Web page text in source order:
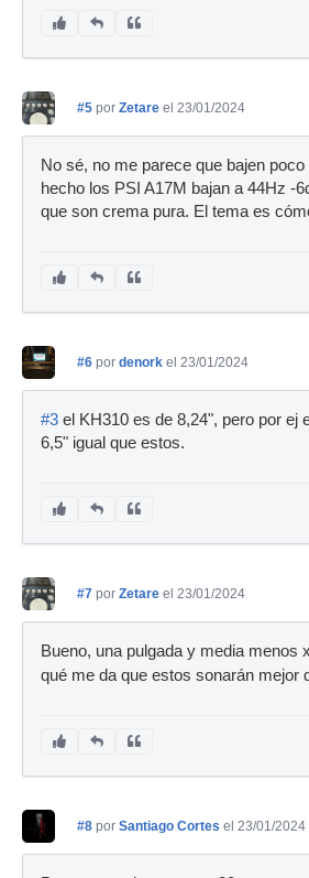
#5 por Zetare el 23/01/2024
No sé, no me parece que bajen
hecho los PSI A17M bajan a 44Hz -
que son crema pura. El tema es
#6 por denork el 23/01/2024
#3 el KH310 es de 8,24", pero por ej
6,5" igual que estos.
#7 por Zetare el 23/01/2024
Bueno, una pulgada y media menos
qué me da que estos sonarán mejor
#8 por Santiago Cortes el 23/01/2024